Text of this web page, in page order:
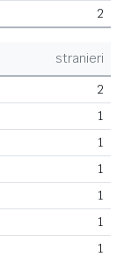
2
stranieri
2
1
1
1
1
1
1